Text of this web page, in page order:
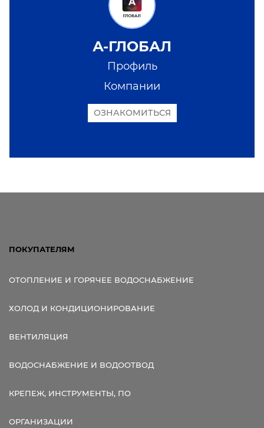
А-ГЛОБАЛ
Профиль
Компании
ОЗНАКОМИТЬСЯ
ПОКУПАТЕЛЯМ
ОТОПЛЕНИЕ И ГОРЯЧЕЕ ВОДОСНАБЖЕНИЕ
ХОЛОД И КОНДИЦИОНИРОВАНИЕ
ВЕНТИЛЯЦИЯ
ВОДОСНАБЖЕНИЕ И ВОДООТВОД
КРЕПЕЖ, ИНСТРУМЕНТЫ, ПО
ОРГАНИЗАЦИИ